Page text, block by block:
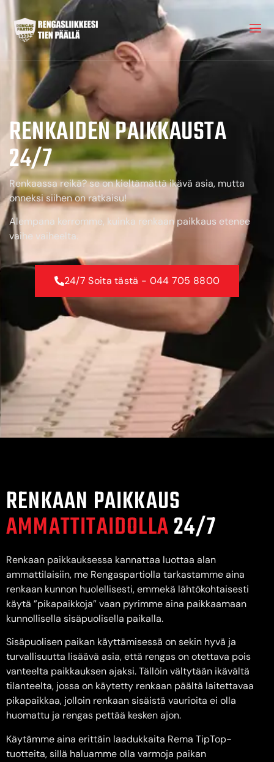
RENKAIDEN PAIKKAUSTA
24/7
Renkaassa reikä? se on kieltämättä ikävä asia, mutta
onneksi siihen on ratkaisu!
Alempana kerromme, kuinka renkaan paikkaus etenee
vaihe vaiheelta.
24/7 Soita tästä - 044 705 8800
RENKAAN PAIKKAUS
AMMATTITAIDOLLA24/7
Renkaan paikkauksessa kannattaa luottaa alan
ammattilaisiin, me Rengaspartiolla tarkastamme aina
renkaan kunnon huolellisesti, emmekä lähtökohtaisesti
käytä ”pikapaikkoja” vaan pyrimme aina paikkaamaan
kunnollisella sisäpuolisella paikalla.
Sisäpuolisen paikan käyttämisessä on sekin hyvä ja
turvallisuutta lisäävä asia, että rengas on otettava pois
vanteelta paikkauksen ajaksi. Tällöin vältytään ikävältä
tilanteelta, jossa on käytetty renkaan päältä laitettavaa
pikapaikkaa, jolloin renkaan sisäistä vaurioita ei olla
huomattu ja rengas pettää kesken ajon.
Käytämme aina erittäin laadukkaita Rema TipTop-
tuotteita, sillä haluamme olla varmoja paikan